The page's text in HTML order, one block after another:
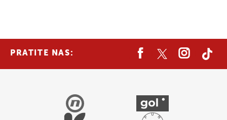
PRATITE NAS: